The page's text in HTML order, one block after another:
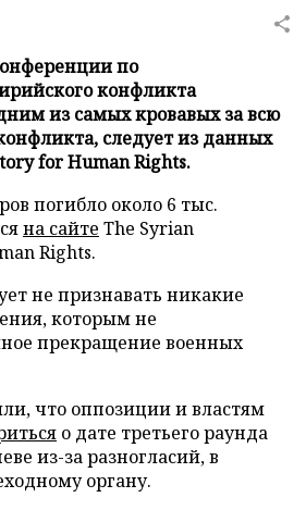
по
конфликта
из самых кровавых за всю
следует из данных
for Human Rights.
погибло около 6 тыс.
на сайте The Syrian
Rights.
не признавать никакие
которым не
прекращение военных
что оппозиции и властям
о дате третьего раунда
из-за разногласий, в
органу.